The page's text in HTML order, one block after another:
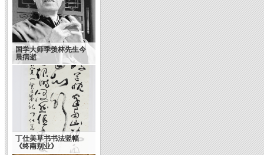
国学大师季羡林先生今
晨病逝
丁仕美草书书法竖幅
《终南别业》